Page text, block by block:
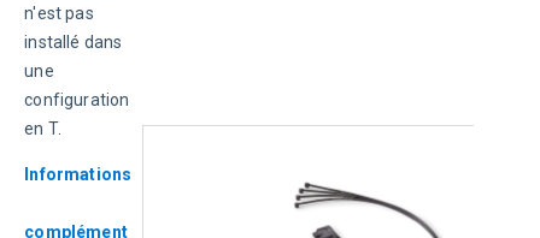
n'est pas
installé dans
une
configuration
en T.
Informations
complément